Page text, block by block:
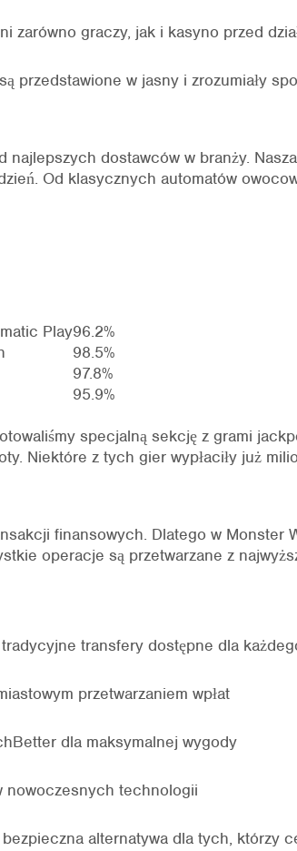
zarówno graczy, jak i kasyno przed
przedstawione w jasny i zrozumiały
najlepszych dostawców w branży.
Od klasycznych automatów
Play96.2%
98.5%
97.8%
95.9%
specjalną sekcję z grami
Niektóre z tych gier wypłaciły już
finansowych. Dlatego w Monster
operacje są przetwarzane z
transfery dostępne dla
przetwarzaniem wpłat
dla maksymalnej wygody
nowoczesnych technologii
alternatywa dla tych, którzy